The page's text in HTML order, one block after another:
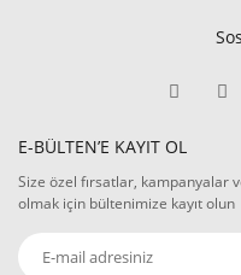
E-BÜLTEN’E KAYIT OL
Size özel fırsatlar, kampanyalar
olmak için bültenimize kayıt olun